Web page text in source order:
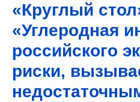
«Круглый
«Углеродная
российского
риски,